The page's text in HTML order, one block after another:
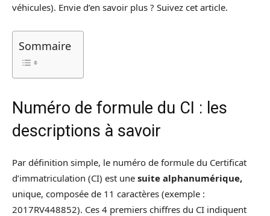
véhicules). Envie d’en savoir plus ? Suivez cet article.
Sommaire
Numéro de formule du CI : les
descriptions à savoir
Par définition simple, le numéro de formule du Certificat
d’immatriculation (CI) est une suite alphanumérique,
unique, composée de 11 caractères (exemple :
2017RV448852). Ces 4 premiers chiffres du CI indiquent